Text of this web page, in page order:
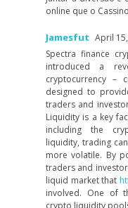
online que o
Jamesfut April
Spectra finance
introduced a
cryptocurrency –
designed to
traders and
Liquidity is a key
including the
liquidity, trading
more volatile. By
traders and
liquid market that
involved. One of
crypto liquidity